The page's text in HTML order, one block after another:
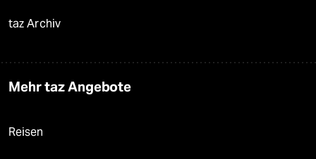
taz Archiv
Mehr taz Angebote
Reisen